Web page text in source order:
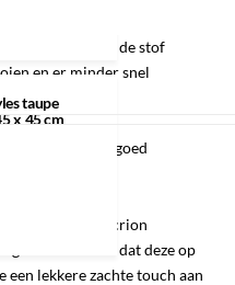
snel, waardoor de stof
en er minder snel
en daardoor goed
een laag dacrion
van de stof en dat deze op
een lekkere zachte touch aan
taupe
x 45 cm